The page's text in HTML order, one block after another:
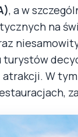
, a w
na
turystów
W